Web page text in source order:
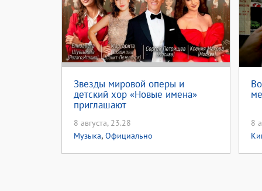
Звезды мировой оперы и
детский хор «Новые имена»
приглашают
8 августа, 23.28
Музыка, Официально
8